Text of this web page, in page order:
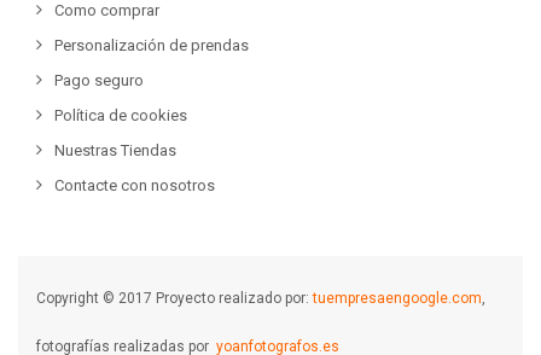
Como comprar
Personalización de prendas
Pago seguro
Política de cookies
Nuestras Tiendas
Contacte con nosotros
Copyright © 2017 Proyecto realizado por:tuempresaengoogle.com,
fotografías realizadas por yoanfotografos.es